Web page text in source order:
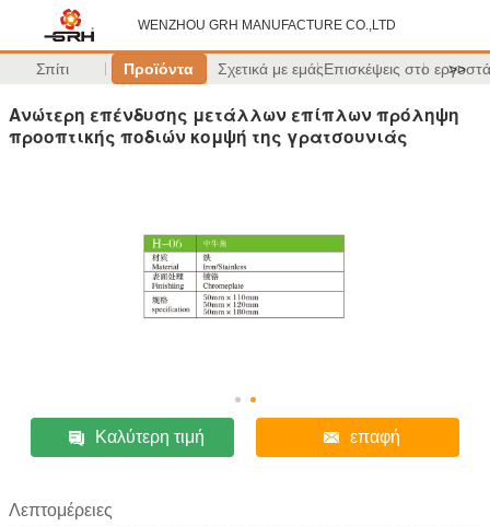
WENZHOU GRH MANUFACTURE CO.,LTD
Σπίτι Προϊόντα Σχετικά με εμάςΕπισκέψεις στο >>
Ανώτερη επένδυσης μετάλλων επίπλων πρόληψη
προοπτικής ποδιών κομψή της γρατσουνιάς
Καλύτερη τιμή επαφή
Λεπτομέρειες